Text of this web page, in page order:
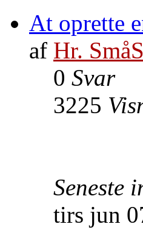
At oprette
af Hr.
0 Svar
3225
Seneste
tirs jun